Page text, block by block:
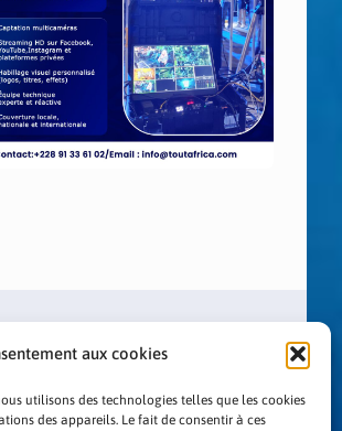
aux cookies
utilisons des technologies telles que les cookies
des appareils. Le fait de consentir à ces